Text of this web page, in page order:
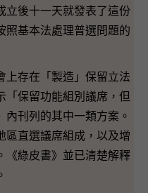
立後十一天就發表了這份
照基本法處理普選問題的
存在「製造」保留立法
「保留功能組別議席，但
刊列的其中一類方案。
區直選議席組成，以及增
《綠皮書》並已清楚解釋